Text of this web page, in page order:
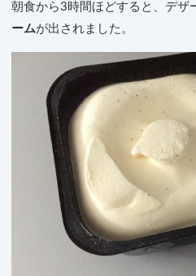
朝食から3時間ほどすると、デザ
ームが出されました。